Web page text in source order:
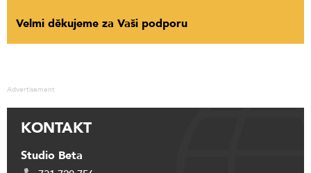
Velmi děkujeme za Vaši podporu
Advertisement
KONTAKT
Studio Beta